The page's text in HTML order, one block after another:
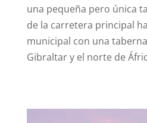
una pequeña pero única
de la carretera principal
municipal con una
Gibraltar y el norte de